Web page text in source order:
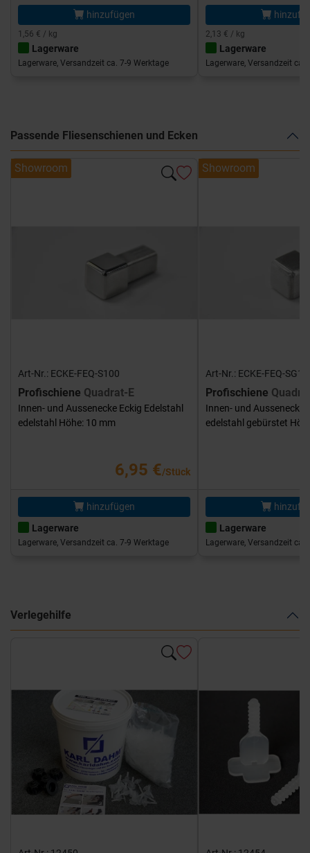
hinzufügen
1,56 € / kg
Lagerware
Lagerware, Versandzeit ca. 7-9 Werktage
2,13 € / kg
Lagerware
Lagerware, Versandzeit ca.
Passende Fliesenschienen und Ecken
Showroom
Art-Nr.: ECKE-FEQ-S100
Profischiene Quadrat-E
Innen- und Aussenecke Eckig Edelstahl
edelstahl Höhe: 10 mm
6,95 €/Stück
hinzufügen
Lagerware
Lagerware, Versandzeit ca. 7-9 Werktage
Showroom
Art-Nr.: ECKE-FEQ-
Profischiene
Innen- und Aussenecke
edelstahl gebürstet
Lagerware
Lagerware, Versandzeit ca.
Verlegehilfe